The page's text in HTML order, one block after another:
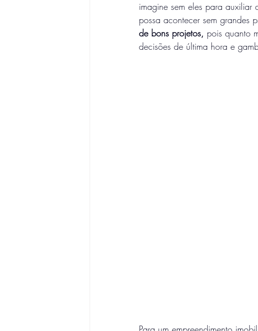
imagine sem eles para
possa acontecer sem grandes
de bons projetos, pois quanto
decisões de última hora e